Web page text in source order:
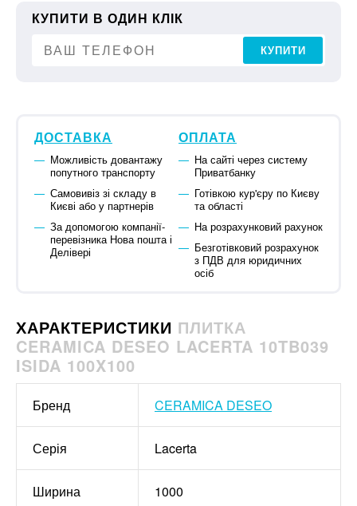
КУПИТИ В ОДИН КЛІК
КУПИТИ
ДОСТАВКА
Можливість довантажу
попутного транспорту
Самовивіз зі складу в
Києві або у партнерів
За допомогою компанії-
перевізника Нова пошта і
Делівері
ОПЛАТА
На сайті через систему
Приватбанку
Готівкою кур'єру по Києву
та області
На розрахунковий рахунок
Безготівковий розрахунок
з ПДВ для юридичних
осіб
ХАРАКТЕРИСТИКИ ПЛИТКА
CERAMICA DESEO LACERTA 10TB039
ISIDA 100X100
Бренд CERAMICA DESEO
Серія Lacerta
Ширина 1000